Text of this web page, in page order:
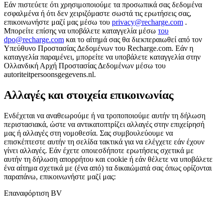
Εάν πιστεύετε ότι χρησιμοποιούμε τα προσωπικά σας δεδομένα
εσφαλμένα ή ότι δεν χειριζόμαστε σωστά τις ερωτήσεις σας,
επικοινωνήστε μαζί μας μέσω του privacy@recharge.com .
Μπορείτε επίσης να υποβάλετε καταγγελία μέσω του
dpo@recharge.com και το αίτημά σας θα διεκπεραιωθεί από τον
Υπεύθυνο Προστασίας Δεδομένων του Recharge.com. Εάν η
καταγγελία παραμένει, μπορείτε να υποβάλετε καταγγελία στην
Ολλανδική Αρχή Προστασίας Δεδομένων μέσω του
autoriteitpersoonsgegevens.nl.
Αλλαγές και στοιχεία επικοινωνίας
Ενδέχεται να αναθεωρούμε ή να τροποποιούμε αυτήν τη δήλωση
περιστασιακά, ώστε να αντικατοπτρίζει αλλαγές στην επιχείρησή
μας ή αλλαγές στη νομοθεσία. Σας συμβουλεύουμε να
επισκέπτεστε αυτήν τη σελίδα τακτικά για να ελέγχετε εάν έχουν
γίνει αλλαγές. Εάν έχετε οποιεσδήποτε ερωτήσεις σχετικά με
αυτήν τη δήλωση απορρήτου και cookie ή εάν θέλετε να υποβάλετε
ένα αίτημα σχετικά με (ένα από) τα δικαιώματά σας όπως ορίζονται
παραπάνω, επικοινωνήστε μαζί μας:
Επαναφόρτιση BV